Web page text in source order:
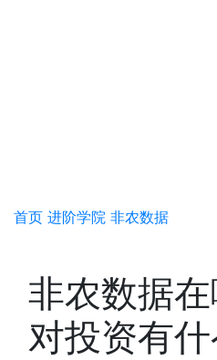
首页 进阶学院 非农数据
非农数据
对投资有